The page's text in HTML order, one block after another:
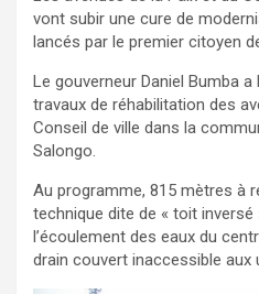
vont subir une cure de
lancés par le premier citoyen
Le gouverneur Daniel Bumba
travaux de réhabilitation des
Conseil de ville dans la
Salongo.
Au programme, 815 mètres à
technique dite de « toit
l’écoulement des eaux du
drain couvert inaccessible aux